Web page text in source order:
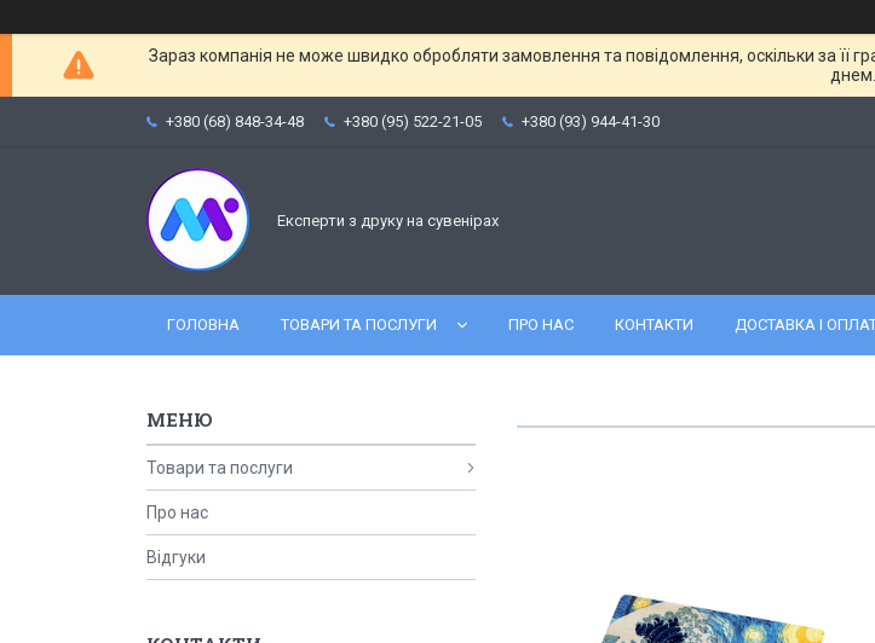
Зараз компанія не може швидко обробляти замовлення та повідомлення, оскільки за її
днем.
+380 (68) 848-34-48 +380 (95) 522-21-05 +380 (93) 944-41-30
Експерти з друку на сувенірах
ГОЛОВНА ТОВАРИ ТА ПОСЛУГИ ПРО НАС КОНТАКТИ ДОСТАВКА І
Товари та послуги
Про нас
Відгуки